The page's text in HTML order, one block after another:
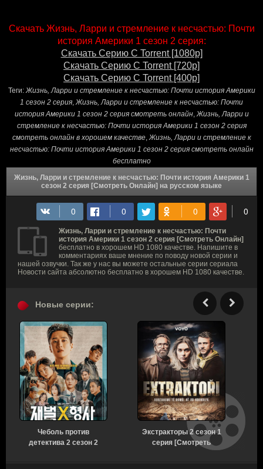
Скачать Жизнь, Ларри и стремление к несчастью: Почти
история Америки 1 сезон 2 серия:
Скачать Серию С Torrent [1080p]
Скачать Серию С Torrent [720p]
Скачать Серию С Torrent [400p]
Теги:Жизнь, Ларри и стремление к несчастью: Почти история Америки
1 сезон 2 серия,Жизнь, Ларри и стремление к несчастью: Почти
история Америки 1 сезон 2 серия смотреть онлайн,Жизнь, Ларри и
стремление к несчастью: Почти история Америки 1 сезон 2 серия
смотреть онлайн в хорошем качестве,Жизнь, Ларри и стремление к
несчастью: Почти история Америки 1 сезон 2 серия смотреть онлайн
бесплатно
Жизнь, Ларри и стремление к несчастью: Почти история Америки 1
сезон 2 серия [Смотреть Онлайн] на русском языке
Жизнь, Ларри и стремление к несчастью: Почти
история Америки 1 сезон 2 серия [Смотреть Онлайн]
бесплатно в хорошем HD 1080 качестве. Напишите в
комментариях ваше мнение по поводу новой серии и
нашей озвучки. Так же у нас вы можете остальные серии сериала
Новости сайта абсолютно бесплатно в хорошем HD 1080 качестве.
Новые серии:
Чеболь против
детектива 2 сезон 2
Онлайн]
Экстракторы 2 сезон 1
серия [Смотреть